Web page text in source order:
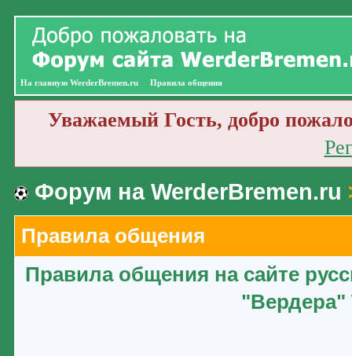
На главную WerderBremen.ru Правила общения
Уважаемый Гость, добро
Форум на WerderBremen.ru
Правила общения
Правила общения на сайте
"Вердера"